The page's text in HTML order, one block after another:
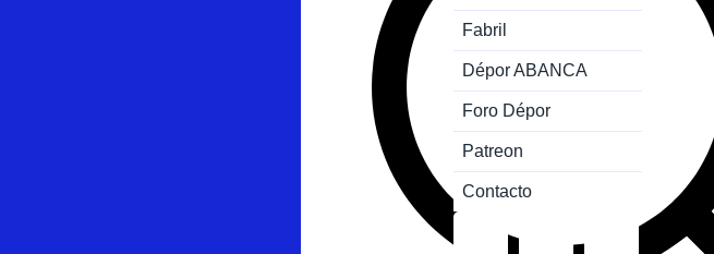
Fabril
Dépor ABANCA
Foro Dépor
Patreon
Contacto